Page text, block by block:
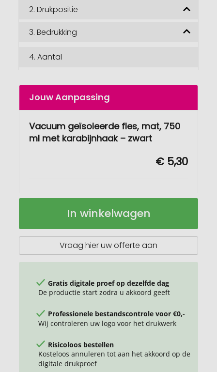
2. Drukpositie
3. Bedrukking
4. Aantal
Jouw Aanpassing
Vacuum geïsoleerde fles, mat, 750
ml met karabijnhaak – zwart
€ 5,30
Vacuum
mat,
Op
In winkelwagen
Vraag hier uw offerte aan
Gratis digitale proef op dezelfde dag
De productie start zodra u akkoord geeft
Professionele bestandscontrole voor €0,-
Wij controleren uw logo voor het drukwerk
Risicoloos bestellen
Kosteloos annuleren tot aan het akkoord op de
digitale drukproef